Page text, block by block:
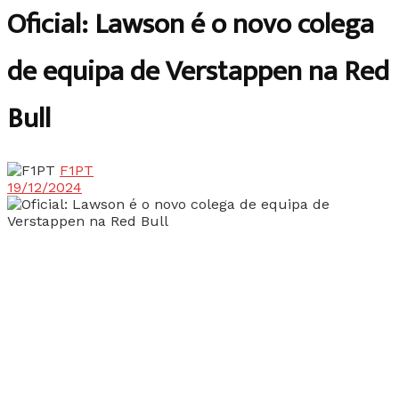
Oficial: Lawson é o novo colega
de equipa de Verstappen na Red
Bull
F1PT
19/12/2024